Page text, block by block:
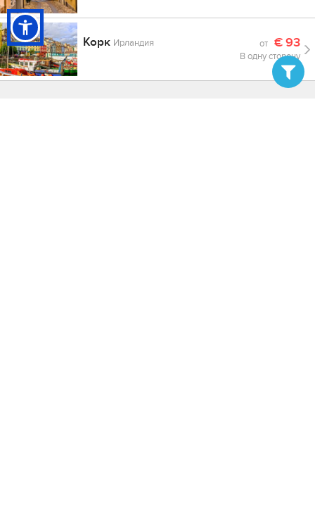
Корк Ирландия от €93
В одну сторону